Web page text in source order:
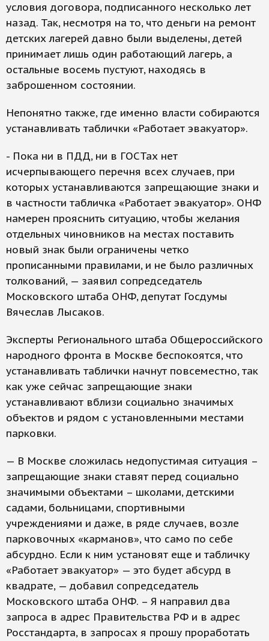
условия договора, подписанного несколько лет
назад. Так, несмотря на то, что деньги на ремонт
детских лагерей давно были выделены, детей
принимает лишь один работающий лагерь, а
остальные восемь пустуют, находясь в
заброшенном состоянии.
Непонятно также, где именно власти собираются
устанавливать таблички «Работает эвакуатор».
- Пока ни в ПДД, ни в ГОСТах нет
исчерпывающего перечня всех случаев, при
которых устанавливаются запрещающие знаки и
в частности табличка «Работает эвакуатор». ОНФ
намерен прояснить ситуацию, чтобы желания
отдельных чиновников на местах поставить
новый знак были ограничены четко
прописанными правилами, и не было различных
толкований, — заявил сопредседатель
Московского штаба ОНФ, депутат Госдумы
Вячеслав Лысаков.
Эксперты Регионального штаба Общероссийского
народного фронта в Москве беспокоятся, что
устанавливать таблички начнут повсеместно, так
как уже сейчас запрещающие знаки
устанавливают вблизи социально значимых
объектов и рядом с установленными местами
парковки.
— В Москве сложилась недопустимая ситуация –
запрещающие знаки ставят перед социально
значимыми объектами – школами, детскими
садами, больницами, спортивными
учреждениями и даже, в ряде случаев, возле
парковочных «карманов», что само по себе
абсурдно. Если к ним установят еще и табличку
«Работает эвакуатор» — это будет абсурд в
квадрате, — добавил сопредседатель
Московского штаба ОНФ. – Я направил два
запроса в адрес Правительства РФ и в адрес
Росстандарта, в запросах я прошу проработать